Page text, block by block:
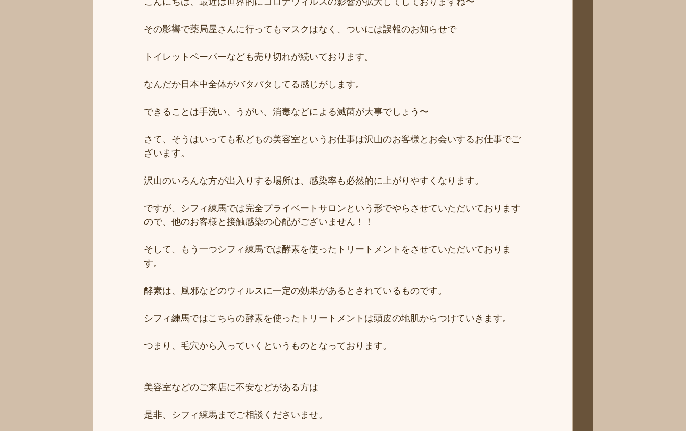
その影響で薬局屋さんに行ってもマスクはなく、ついには誤報のお知らせで
トイレットペーパーなども売り切れが続いております。
なんだか日本中全体がバタバタしてる感じがします。
できることは手洗い、うがい、消毒などによる滅菌が大事でしょう〜
さて、そうはいっても私どもの美容室というお仕事は沢山のお客様とお会いするお仕事でご
ざいます。
沢山のいろんな方が出入りする場所は、感染率も必然的に上がりやすくなります。
ですが、シフィ練馬では完全プライベートサロンという形でやらさせていただいております
ので、他のお客様と接触感染の心配がございません！！
そして、もう一つシフィ練馬では酵素を使ったトリートメントをさせていただいておりま
す。
酵素は、風邪などのウィルスに一定の効果があるとされているものです。
シフィ練馬ではこちらの酵素を使ったトリートメントは頭皮の地肌からつけていきます。
つまり、毛穴から入っていくというものとなっております。
美容室などのご来店に不安などがある方は
是非、シフィ練馬までご相談くださいませ。